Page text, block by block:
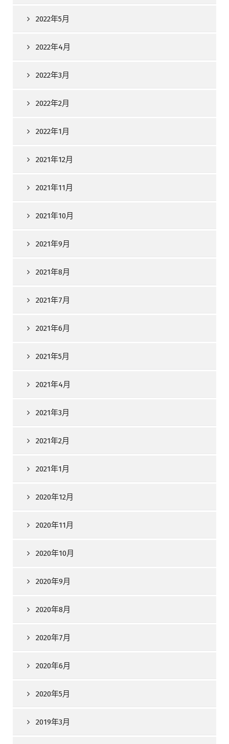
2022年5月
2022年4月
2022年3月
2022年2月
2022年1月
2021年12月
2021年11月
2021年10月
2021年9月
2021年8月
2021年7月
2021年6月
2021年5月
2021年4月
2021年3月
2021年2月
2021年1月
2020年12月
2020年11月
2020年10月
2020年9月
2020年8月
2020年7月
2020年6月
2020年5月
2019年3月